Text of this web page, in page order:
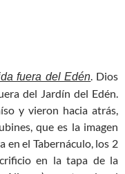
fuera del Edén. Dios
del Jardín del Edén.
y vieron hacia atrás,
que es la imagen
en el Tabernáculo, los 2
en la tapa de la